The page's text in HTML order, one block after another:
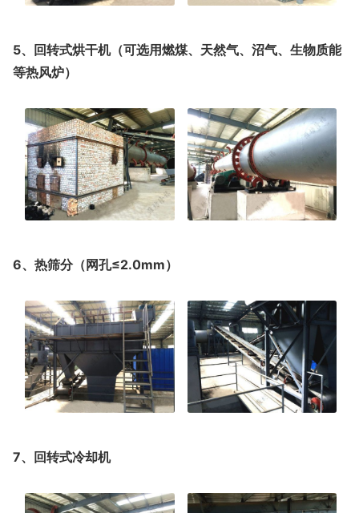
5、回转式烘干机（可选用燃煤、天然气、沼气、生物质能
等热风炉）
6、热筛分（网孔≤2.0mm）
7、回转式冷却机